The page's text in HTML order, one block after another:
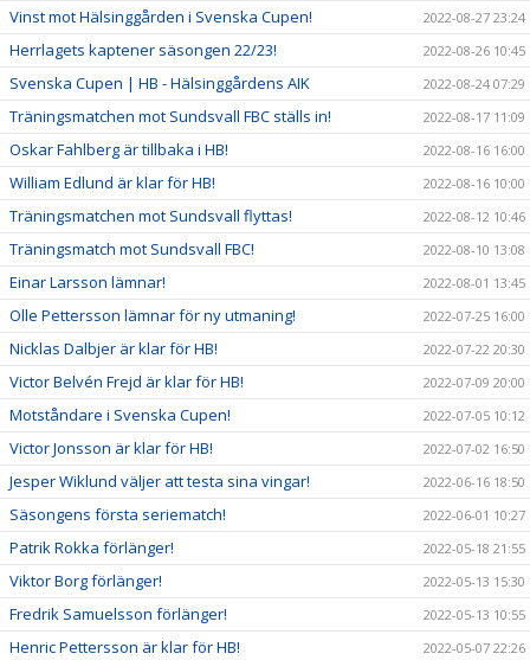
Vinst mot Hälsinggården i Svenska Cupen! 2022-08-27 23:24
Herrlagets kaptener säsongen 22/23! 2022-08-26 10:45
Svenska Cupen | HB - Hälsinggårdens AIK 2022-08-24 07:29
Träningsmatchen mot Sundsvall FBC ställs in! 2022-08-17 11:09
Oskar Fahlberg är tillbaka i HB! 2022-08-16 16:00
William Edlund är klar för HB! 2022-08-16 10:00
Träningsmatchen mot Sundsvall flyttas! 2022-08-12 10:46
Träningsmatch mot Sundsvall FBC! 2022-08-10 13:08
Einar Larsson lämnar! 2022-08-01 13:45
Olle Pettersson lämnar för ny utmaning! 2022-07-25 16:00
Nicklas Dalbjer är klar för HB! 2022-07-22 20:30
Victor Belvén Frejd är klar för HB! 2022-07-09 20:00
Motståndare i Svenska Cupen! 2022-07-05 10:12
Victor Jonsson är klar för HB! 2022-07-02 16:50
Jesper Wiklund väljer att testa sina vingar! 2022-06-16 18:50
Säsongens första seriematch! 2022-06-01 10:27
Patrik Rokka förlänger! 2022-05-18 21:55
Viktor Borg förlänger! 2022-05-13 15:30
Fredrik Samuelsson förlänger! 2022-05-13 10:55
Henric Pettersson är klar för HB! 2022-05-07 22:26